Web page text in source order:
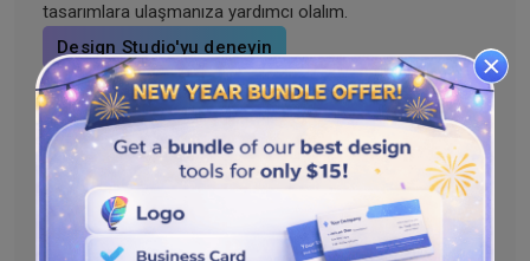
tasarımlara ulaşmanıza yardımcı olalım.
Design Studio'yu deneyin